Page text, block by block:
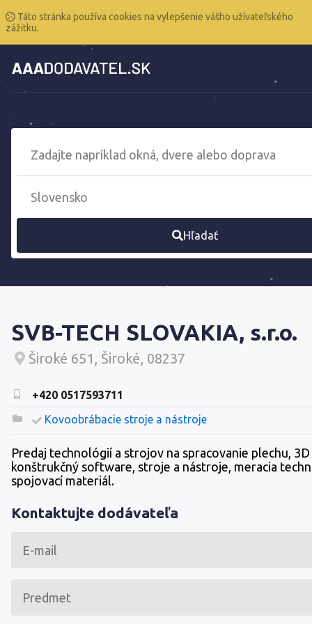
Táto stránka používa cookies na vylepšenie vášho užívateľského
zážitku.
Hľadať
SVB-TECH SLOVAKIA, s.r.o.
Široké 651, Široké, 08237
+420 0517593711
Kovoobrábacie stroje a nástroje
Predaj technológií a strojov na spracovanie plechu, 3D
konštrukčný software, stroje a nástroje, meracia
spojovací materiál.
Kontaktujte dodávateľa